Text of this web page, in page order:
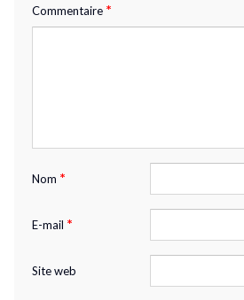
Commentaire *
Nom *
E-mail *
Site web